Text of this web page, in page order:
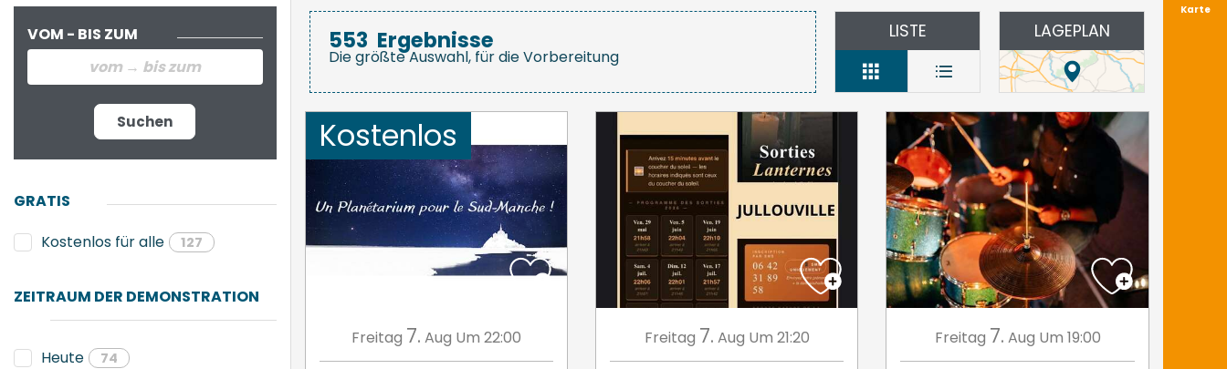
Karte
VOM - BIS ZUM
Suchen
GRATIS
Kostenlos für alle
127
ZEITRAUM DER DEMONSTRATION
Heute 74
553 Ergebnisse
Die größte Auswahl, für die Vorbereitung
LISTE LAGEPLAN
Kostenlos
Freitag 7. Aug Um 22:00 Freitag 7. Aug Um 21:20 Freitag 7. Aug Um 19:00